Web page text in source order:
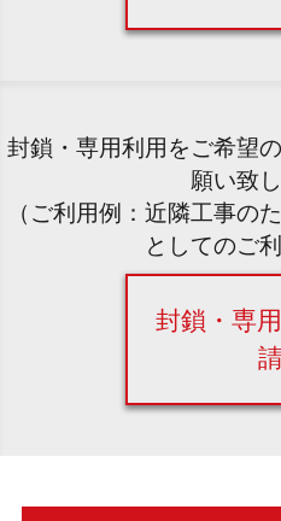
封鎖・専用利用をご希望
願い致し
（ご利用例：近隣工事の
としてのご
封鎖・専